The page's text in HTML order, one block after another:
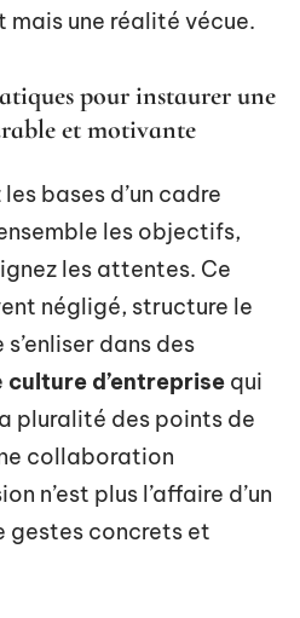
mais une réalité vécue.
pour instaurer une
et motivante
bases d’un cadre
les objectifs,
les attentes. Ce
négligé, structure le
dans des
culture d’entreprise qui
pluralité des points de
collaboration
n’est plus l’affaire d’un
gestes concrets et